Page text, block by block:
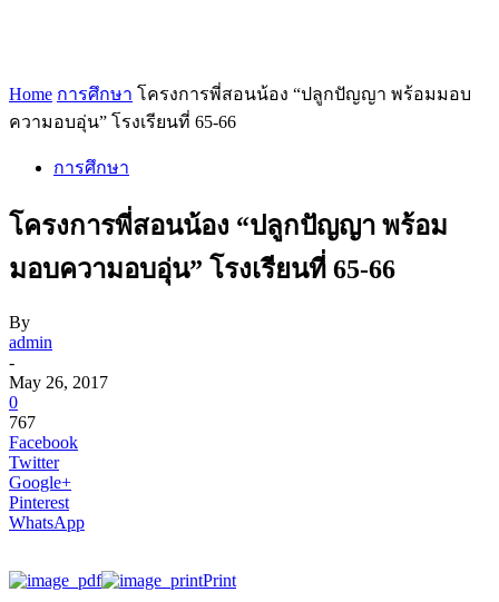
Home การศึกษา โครงการพี่สอนน้อง “ปลูกปัญญา พร้อมมอบ
ความอบอุ่น” โรงเรียนที่ 65-66
การศึกษา
โครงการพี่สอนน้อง “ปลูกปัญญา พร้อม
มอบความอบอุ่น” โรงเรียนที่ 65-66
By
admin
-
May 26, 2017
0
767
Facebook
Twitter
Google+
Pinterest
WhatsApp
Print